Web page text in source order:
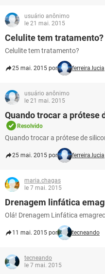
usuário anônimo
le 21 mai. 2015
Celulite tem tratamento?
Celulite tem tratamento?
25 mai. 2015 por ferreira.lucia
usuário anônimo
le 21 mai. 2015
Quando trocar a prótese
Resolvido
Quando trocar a prótese de
25 mai. 2015 por ferreira.lucia
maria.chagas
le 7 mai. 2015
Drenagem linfática
Olá! Drenagem Linfática
11 mai. 2015 por tecneando
tecneando
le 7 mai. 2015